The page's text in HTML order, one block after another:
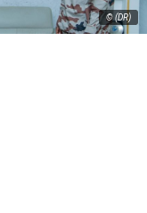
© (DR)